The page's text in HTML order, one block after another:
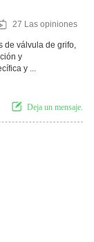
27 Las opiniones
de válvula de grifo,
y
y ...
Deja un mensaje.